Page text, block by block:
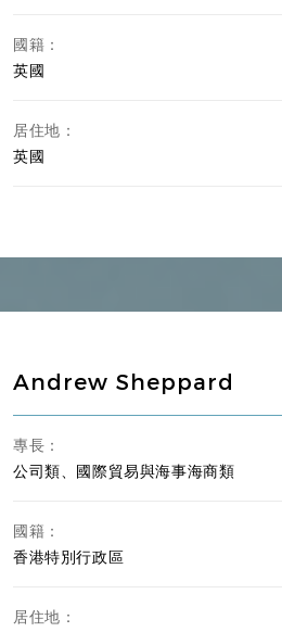
國籍：
英國
居住地：
英國
Andrew Sheppard
專長：
公司類、國際貿易與海事海商類
國籍：
香港特別行政區
居住地：